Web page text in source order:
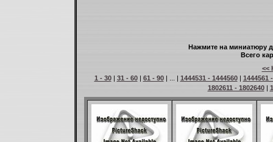
Нажмите на миниатюру
Всего
<<
1 - 30| 31 - 60| 61 - 90| ... | 1444531 - 1444560| 1444561
1802611 - 1802640|